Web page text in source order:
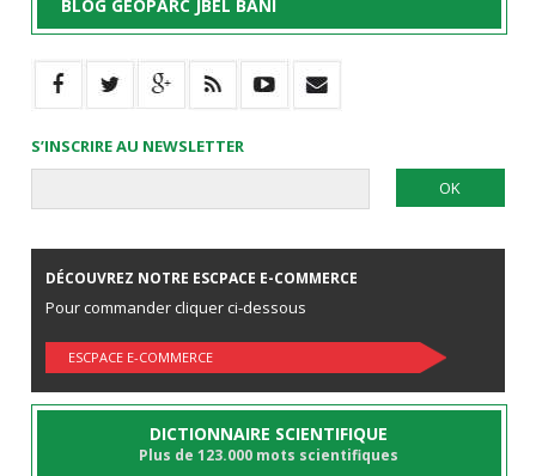
BLOG GÉOPARC JBEL BANI
S’INSCRIRE AU NEWSLETTER
DÉCOUVREZ NOTRE ESCPACE E-COMMERCE
Pour commander cliquer ci-dessous
ESCPACE E-COMMERCE
DICTIONNAIRE SCIENTIFIQUE
Plus de 123.000 mots scientifiques